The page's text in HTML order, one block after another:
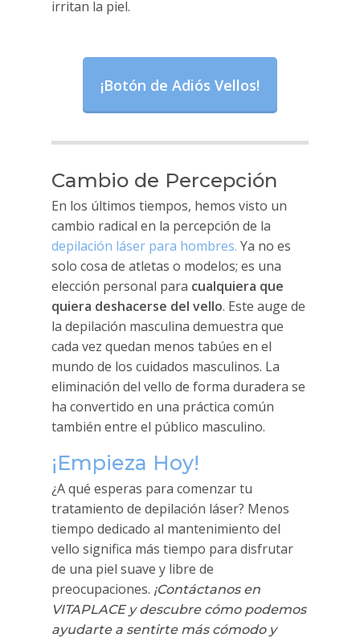
irritan la piel.
¡Botón de Adiós Vellos!
Cambio de Percepción
En los últimos tiempos, hemos visto un
cambio radical en la percepción de la
depilación láser para hombres. Ya no es
solo cosa de atletas o modelos; es una
elección personal para cualquiera que
quiera deshacerse del vello. Este auge de
la depilación masculina demuestra que
cada vez quedan menos tabúes en el
mundo de los cuidados masculinos. La
eliminación del vello de forma duradera se
ha convertido en una práctica común
también entre el público masculino.
¡Empieza Hoy!
¿A qué esperas para comenzar tu
tratamiento de depilación láser? Menos
tiempo dedicado al mantenimiento del
vello significa más tiempo para disfrutar
de una piel suave y libre de
preocupaciones. ¡Contáctanos en
VITAPLACE y descubre cómo podemos
ayudarte a sentirte más cómodo y